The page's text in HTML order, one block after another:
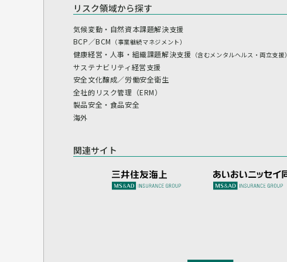
リスク領域から探す
気候変動・自然資本課題解決支援
BCP／BCM （事業継続マネジメント）
健康経営・人事・組織課題解決支援 （含むメンタルヘルス・両立支援）
サステナビリティ経営支援
安全文化醸成／労働安全衛生
全社的リスク管理（ERM）
製品安全・食品安全
海外
関連サイト